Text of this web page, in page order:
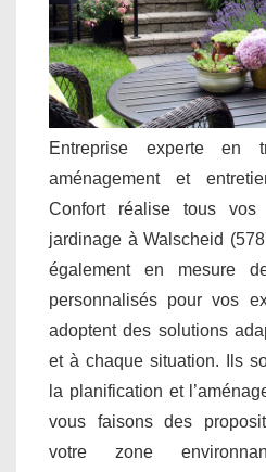
Entreprise experte en
aménagement et
Confort réalise tous
jardinage à Walscheid
également en mesure
personnalisés pour vos
adoptent des solutions
et à chaque situation. Ils
la planification et
vous faisons des
votre zone